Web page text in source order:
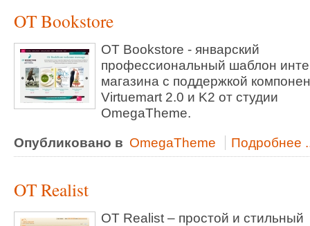
OT Bookstore
OT Bookstore - январский
профессиональный шаблон
магазина с поддержкой
Virtuemart 2.0 и K2 от студии
OmegaTheme.
Опубликовано в OmegaTheme Подробнее
OT Realist
OT Realist – простой и стильный